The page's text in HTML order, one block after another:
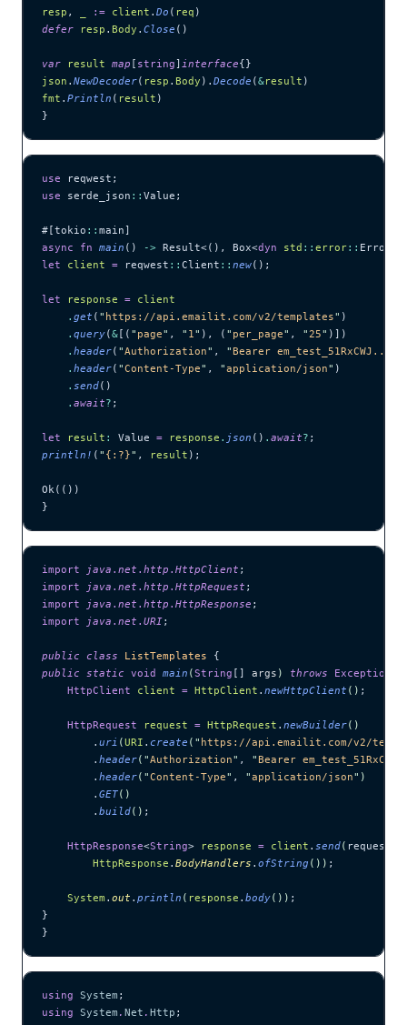
resp , := client . Do ( req )
defer resp . Body . Close ()
var result map [ string] interface{}
json . NewDecoder( resp . Body ). Decode (&result )
fmt . Println ( result )
}
use reqwest;
use serde_json :: Value;
#[tokio :: main]
async fn main () -> Result<(), Box<dyn std :: error::
let client = reqwest :: Client :: new();
let response = client
    .
get ( " https://api.emailit.com/v2/templates" )
    .
query(& [( " page" , " 1" ), ( " per_page" , "25" )])
    .
header( "Authorization" , "Bearer
    .
header( "Content-Type" , "application/json" )
    .
send()
    .
await? ;
let result : Value = response . json () . await? ;
println! ( " {:?}" , result );
Ok(())
}
import java . net . http . HttpClient ;
import java . net . http . HttpRequest ;
import java . net . http . HttpResponse ;
import java . net . URI;
public class ListTemplates {
public static void main (String [] args ) throws Exception
    HttpClient
client = HttpClient . newHttpClient () ;
    HttpRequest
request = HttpRequest . newBuilder()
        .
uri (URI . create ( " https://api.emailit.com/v2/
        .
header( "Authorization" , "Bearer
        .
header( "Content-Type" , "application/json" )
        .
GET()
        .
build() ;
    HttpResponse
<String> response = client . send( request,
        HttpResponse
. BodyHandlers . ofString ()) ;
    System
. out . println ( response . body()) ;
}
}
using System ;
using System . Net . Http ;